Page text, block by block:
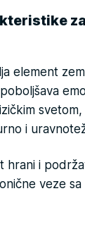
element
i
hrani i
veze sa